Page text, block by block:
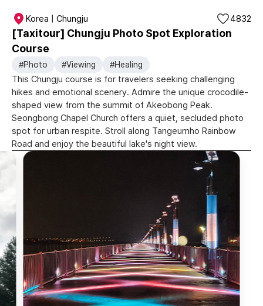
Korea | Chungju
[Taxitour] Chungju Photo Spot Exploration
Course
4832
#Photo #Viewing #Healing
This Chungju course is for travelers seeking challenging
hikes and emotional scenery. Admire the unique crocodile-
shaped view from the summit of Akeobong Peak.
Seongbong Chapel Church offers a quiet, secluded photo
spot for urban respite. Stroll along Tangeumho Rainbow
Road and enjoy the beautiful lake's night view.